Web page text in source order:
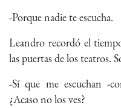
-Porque nadie te escucha.
Leandro recordó el
las puertas de los teatros.
-Sí que me escuchan -
¿Acaso no los ves?